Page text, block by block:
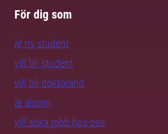
För dig som
är ny student
vill bli student
vill bli doktorand
är alumn
vill söka jobb hos oss